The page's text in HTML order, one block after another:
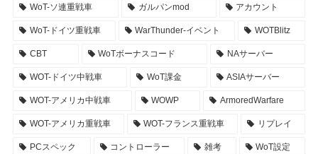
WoT-ソ連重戦車 ガルパンmod アカウント
WoT-ドイツ重戦車 WarThunder-イベント WOTBlitz
CBT WoTボーナスコード NAサーバー
WOT-ドイツ中戦車 WoT課金 ASIAサーバー
WOT-アメリカ中戦車 WOWP ArmoredWarfare
WOT-アメリカ重戦車 WOT-フランス重戦車 リプレイ
PCスペック コントローラー 雑考 WoT設定